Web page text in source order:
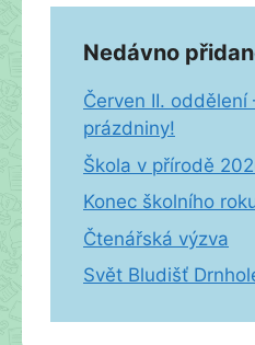
Nedávno
Červen II. oddělení
prázdniny!
Škola v přírodě
Konec školního
Čtenářská výzva
Svět Bludišť